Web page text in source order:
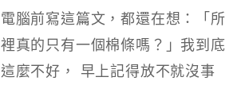
腦前寫這篇文，都還在想：「所
真的只有一個棉條嗎？」我到底
麼不好， 早上記得放不就沒事